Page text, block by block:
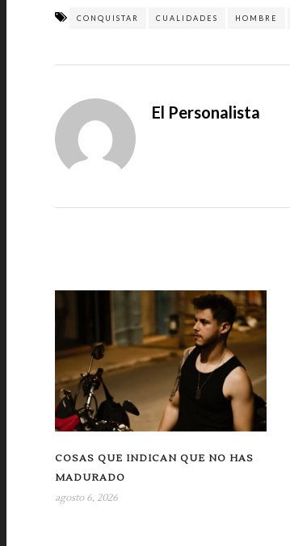
CONQUISTAR CUALIDADES HOMBRE
El Personalista
COSAS QUE INDICAN QUE NO HAS
MADURADO
agosto 6, 2026